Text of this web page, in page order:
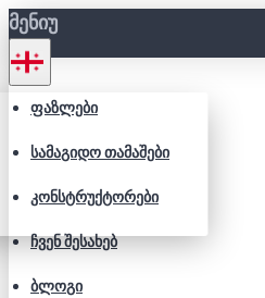
ᲛᲔᲜᲘᲣ
ᲤᲐᲖᲚᲔᲑᲘ
ᲡᲐᲛᲐᲒᲘᲓᲝ ᲗᲐᲛᲐᲨᲔᲑᲘ
ᲙᲝᲜᲡᲢᲠᲣᲥᲢᲝᲠᲔᲑᲘ
ᲩᲕᲔᲜ ᲨᲔᲡᲐᲮᲔᲑ
ᲑᲚᲝᲒᲘ